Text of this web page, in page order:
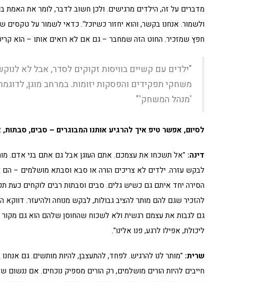
מדברים על זה, הילדים מרגישים. ולכן חשוב לדבר, לומר את
ולשמור. אנחנו בקשר, והוא יחזור כשיוכל'. כדאי לשמור על
חפץ שמזכיר. החוט הזה שמחבר – גם אם לא רואים אותו – הוא
"ילדים עם קשיים בוויסות זקוקים לסדר, אבל לא
משחקי תפקידים והפסקות יזומות. במרחב מוגן,
'מנהל המשחק'"
לסיום, אפשר טיפ איך להרגיע אותנו המבוגרים – סבים, סבתות,
דינה: "אל תשכחו את עצמכם. אתם העוגן אבל גם אתם בני אדם.
לבקש עזרה. ילדים לא צריכים הורה או סבא וסבתא מושלמים –
הסירה יחד איתם גם כשיש גלים. סבים וסבתות רבים לוקחים כעת
להזכיר שגם להם מותר להציב גבולות, לבקש מנוחה ולהיעזר. דווקא
גם לגבות את עצמם רגשית ולא לשכוח שהחוסן שלהם הוא גם
ליכולת, אפילו לרגע, פנו אלינו".
שרית: "מותר לנו להרגיש. לפחד, להתעצבן, להיות מותשים. גם
חייבים להיות הורים מושלמים, רק הורים מספיק נוכחים. אם